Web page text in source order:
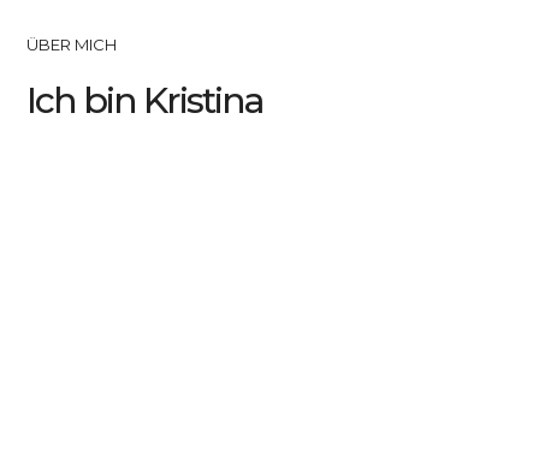
ÜBER MICH
Ich bin Kristina